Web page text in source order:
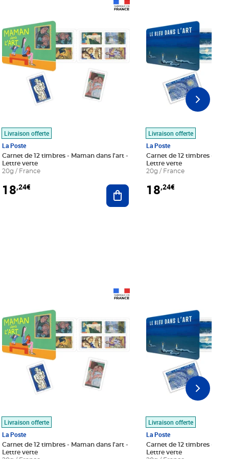
au panier
Livraison offerte
La Poste
Carnet de 12 timbres - Maman dans l'art -
Lettre verte
20g / France
18,24€ Ajouter au panier
Livraison offerte
La Poste
Carnet de 12 timbres - Le
Lettre verte
20g / France
18,24€
Livraison offerte
La Poste
Carnet de 12 timbres - Maman dans l'art -
Lettre verte
Livraison offerte
La Poste
Carnet de 12 timbres - Le
Lettre verte